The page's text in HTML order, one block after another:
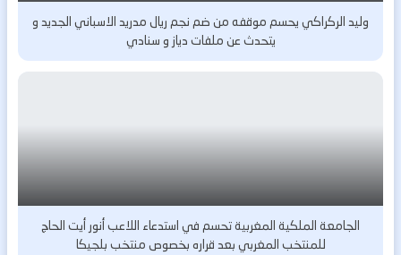
وليد الركراكي يحسم موقفه من ضم نجم ريال مدريد الاسباني الجديد و
يتحدث عن ملفات دياز و سنادي
الجامعة الملكية المغربية تحسم في استدعاء اللاعب أنور أيت الحاج
للمنتخب المغربي بعد قراره بخصوص منتخب بلجيكا